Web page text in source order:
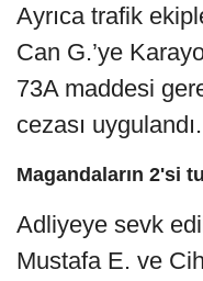
Ayrıca trafik
Can G.’ye
73A maddesi
cezası uygulandı.
Magandaların 2'si
Adliyeye sevk
Mustafa E. ve